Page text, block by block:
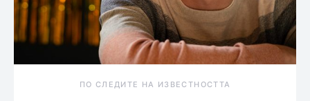
ПО СЛЕДИТЕ НА ИЗВЕСТНОСТТА